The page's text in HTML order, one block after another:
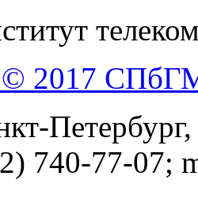
© 2017
740-77-07;